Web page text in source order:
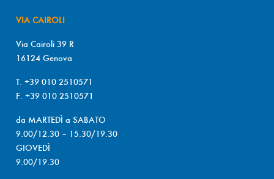
VIA CAIROLI
Via Cairoli 39 R
16124 Genova
T. +39 010 2510571
F. +39 010 2510571
da MARTEDÌ a SABATO
9.00/12.30 – 15.30/19.30
GIOVEDÌ
9.00/19.30